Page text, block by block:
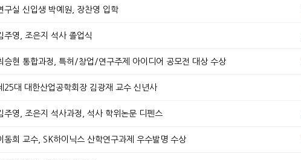
실 신입생 박예원, 장찬영 입학
영, 조은지 석사 졸업식
현 통합과정, 특허/창업/연구주제 아이디어 공모전 대상 수상
대 대한산업공학회장 김광재 교수 신년사
영, 조은지 석사과정, 석사 학위논문 디펜스
희 교수, SK하이닉스 산학연구과제 우수발명 수상